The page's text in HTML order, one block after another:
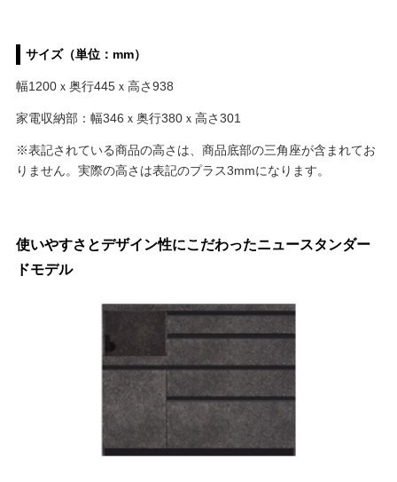
サイズ（単位：mm）
幅1200ｘ奥行445ｘ高さ938
家電収納部：幅346ｘ奥行380ｘ高さ301
※表記されている商品の高さは、商品底部の三角座が含まれてお
りません。実際の高さは表記のプラス3mmになります。
使いやすさとデザイン性にこだわったニュースタンダー
ドモデル